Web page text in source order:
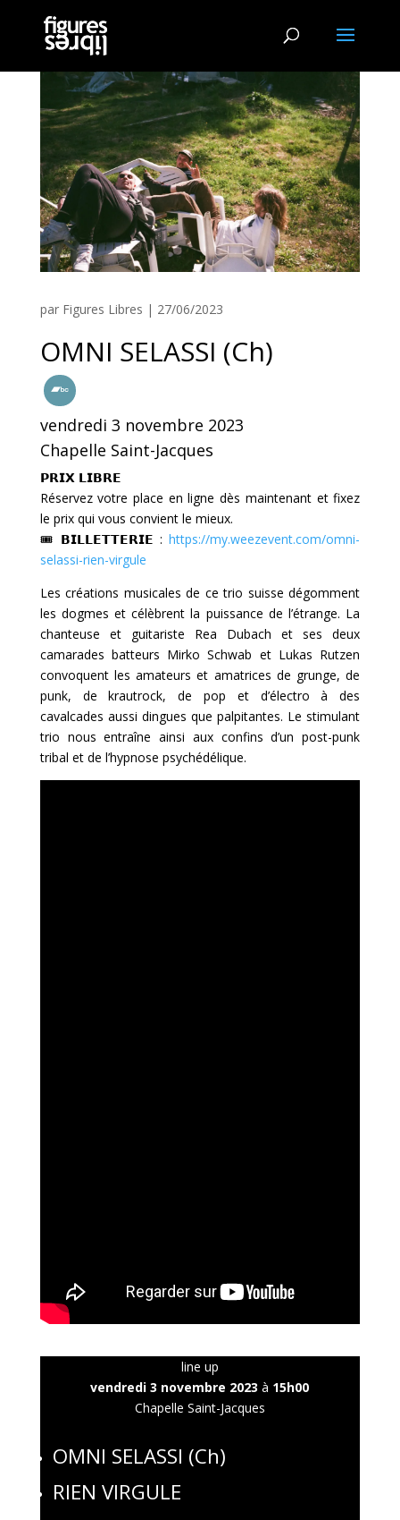
par Figures Libres | 27/06/2023
OMNI SELASSI (Ch)
vendredi 3 novembre 2023
Chapelle Saint-Jacques
𝗣𝗥𝗜𝗫 𝗟𝗜𝗕𝗥𝗘
Réservez votre place en ligne dès maintenant et fixez
le prix qui vous convient le mieux.
🎟 𝗕𝗜𝗟𝗟𝗘𝗧𝗧𝗘𝗥𝗜𝗘 :https://my.weezevent.com/omni-
selassi-rien-virgule
Les créations musicales de ce trio suisse dégomment
les dogmes et célèbrent la puissance de l’étrange. La
chanteuse et guitariste Rea Dubach et ses deux
camarades batteurs Mirko Schwab et Lukas Rutzen
convoquent les amateurs et amatrices de grunge, de
punk, de krautrock, de pop et d’électro à des
cavalcades aussi dingues que palpitantes. Le stimulant
trio nous entraîne ainsi aux confins d’un post-punk
tribal et de l’hypnose psychédélique.
line up
vendredi 3 novembre 2023 à 15h00
Chapelle Saint-Jacques
OMNI SELASSI (Ch)
RIEN VIRGULE